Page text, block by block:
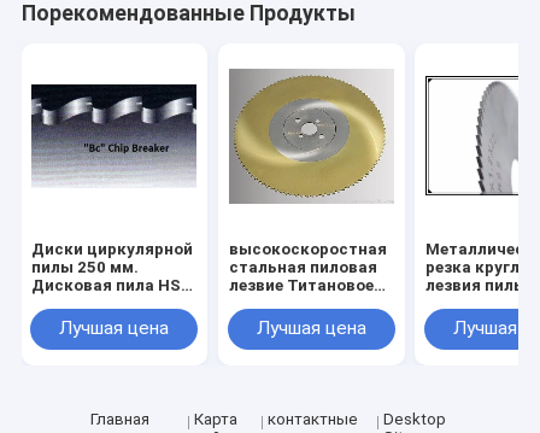
Порекомендованные Продукты
Диски циркулярной
пилы 250 мм.
Дисковая пила HSS
диаметром от 175
мм до 550 мм
Лучшая цена
высокоскоростная
стальная пиловая
лезвие Титановое
нитридное
покрытие HSS
Лучшая цена
резка круглой
лезвия пилы
HSS Круглой
пилы
лезвии пилы
Лучшая
Главная
Карта
контактные
Desktop